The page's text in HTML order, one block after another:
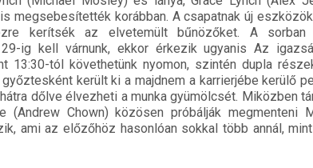
megsebesítették korábban. A csapatnak új
kerítsék az elvetemült bűnözőket. A sorban
ig kell várnunk, ekkor érkezik ugyanis Az
13:30-tól követhetünk nyomon, szintén dupla
került ki a majdnem a karrierjébe kerülő
dőlve élvezheti a munka gyümölcsét. Miközben
(Andrew Chown) közösen próbálják megmenteni
ami az előzőhöz hasonlóan sokkal több annál,